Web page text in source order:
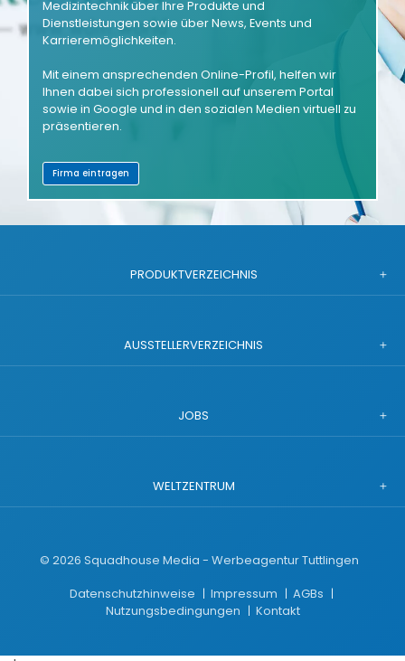
Medizintechnik über Ihre Produkte und
Dienstleistungen sowie über News, Events und
Karrieremöglichkeiten.
Mit einem ansprechenden Online-Profil, helfen wir
Ihnen dabei sich professionell auf unserem Portal
sowie in Google und in den sozialen Medien virtuell zu
präsentieren.
Firma eintragen
PRODUKTVERZEICHNIS
AUSSTELLERVERZEICHNIS
JOBS
WELTZENTRUM
© 2026 Squadhouse Media - Werbeagentur Tuttlingen
Datenschutzhinweise
Impressum
AGBs
Nutzungsbedingungen
Kontakt